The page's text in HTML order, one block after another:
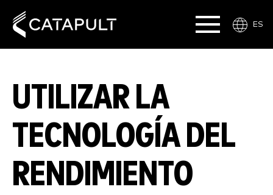
ES
UTILIZAR LA
TECNOLOGÍA DEL
RENDIMIENTO